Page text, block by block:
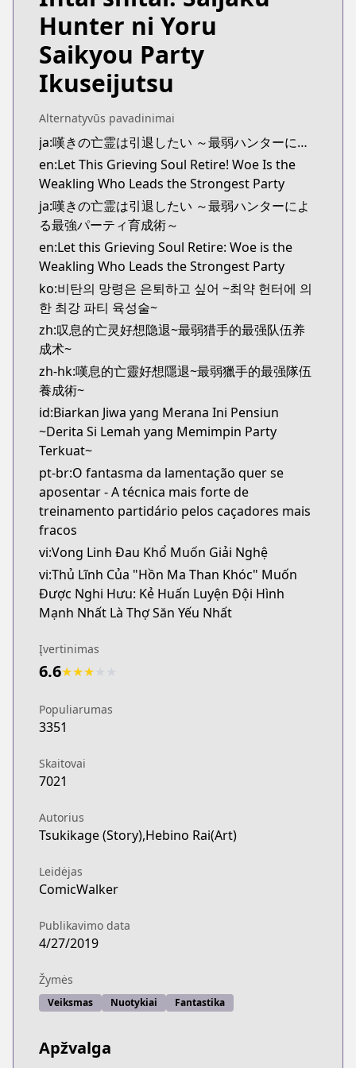
https://comic-walker.com/contents/detail/
Kitsu
Kitsu
https://kitsu.app/manga/56143
MangaUpdates
MangaUpdates
https://www.mangaupdates.com/
novelUpdates
novelUpdates
https://www.novelupdates.com/series/strange-
Book☆Walker
Book☆Walker
https://bookwalker.jp/series/223826/list
Official English
Official English
https://yenpress.com/series/let-this-grieving-
Hunter ni Yoru
Saikyou Party
Ikuseijutsu
Alternatyvūs pavadinimai
ja:嘆きの亡霊は引退したい ～最弱ハンターによる最強パーティ育成術～
en:Let This Grieving Soul Retire! Woe Is the
Weakling Who Leads the Strongest Party
ja:嘆きの亡霊は引退したい ～最弱ハンターによ
る最強パーティ育成術～
en:Let this Grieving Soul Retire: Woe is the
Weakling Who Leads the Strongest Party
ko:비탄의 망령은 은퇴하고 싶어 ~최약 헌터에 의
한 최강 파티 육성술~
zh:叹息的亡灵好想隐退~最弱猎手的最强队伍养
成术~
zh-hk:嘆息的亡靈好想隱退~最弱獵手的最强隊伍
養成術~
id:Biarkan Jiwa yang Merana Ini Pensiun
~Derita Si Lemah yang Memimpin Party
Terkuat~
pt-br:O fantasma da lamentação quer se
aposentar - A técnica mais forte de
treinamento partidário pelos caçadores mais
fracos
vi:Vong Linh Đau Khổ Muốn Giải Nghệ
vi:Thủ Lĩnh Của "Hồn Ma Than Khóc" Muốn
Được Nghi Hưu: Kẻ Huấn Luyện Đội Hình
Mạnh Nhất Là Thợ Săn Yếu Nhất
Įvertinimas
6.6★★★
Populiarumas
3351
Skaitovai
7021
Autorius
Tsukikage (Story),Hebino Rai(Art)
Leidėjas
ComicWalker
Publikavimo data
4/27/2019
Žymės
Veiksmas Nuotykiai Fantastika
Apžvalga